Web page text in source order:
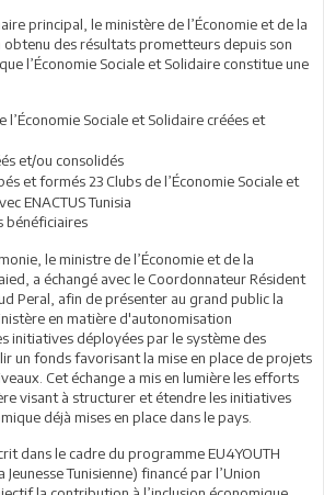
principal, le ministère de l’Économie et de la
obtenu des résultats prometteurs depuis son
l’Économie Sociale et Solidaire constitue une
l’Économie Sociale et Solidaire créées et
et/ou consolidés
et formés 23 Clubs de l’Économie Sociale et
ENACTUS Tunisia
bénéficiaires
le ministre de l’Économie et de la
a échangé avec le Coordonnateur Résident
Peral, afin de présenter au grand public la
en matière d'autonomisation
initiatives déployées par le système des
un fonds favorisant la mise en place de projets
Cet échange a mis en lumière les efforts
visant à structurer et étendre les initiatives
déjà mises en place dans le pays.
dans le cadre du programme EU4YOUTH
Tunisienne) financé par l’Union